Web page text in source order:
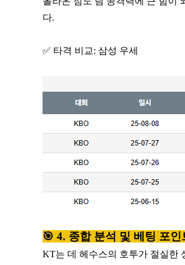
다.
✅ 타격 비교: 삼성 우세
🎯 4. 종합 분석 및 베팅 포인
KT는 데 헤수스의 호투가 절실한